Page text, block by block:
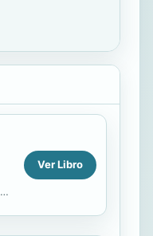
Ver Libro